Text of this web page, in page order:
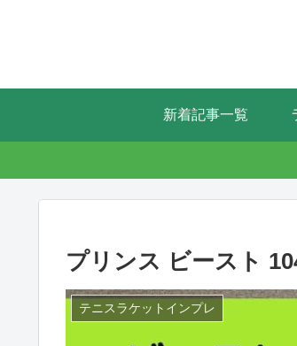
新着記事一覧
プリンス ビースト
テニスラケットインプレ